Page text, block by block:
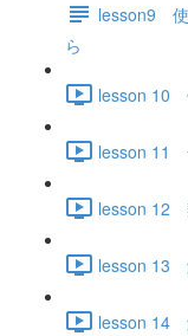
lesson9 使
ら
lesson 10
lesson 11
lesson 12
lesson 13
lesson 14